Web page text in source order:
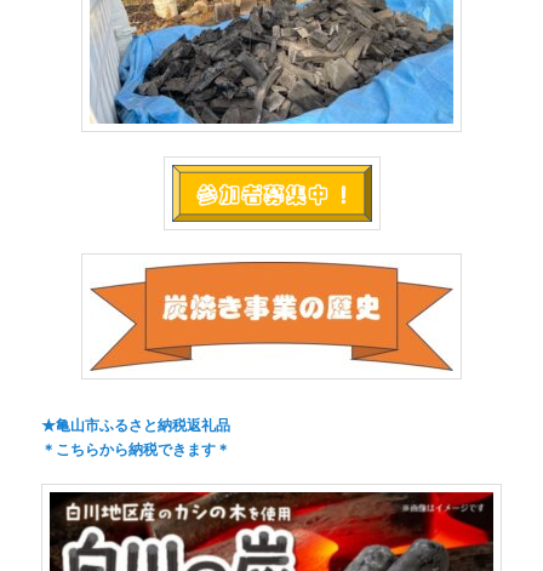
★亀山市ふるさと納税返礼品
＊こちらから納税できます＊